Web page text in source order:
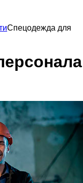
Спецодежда для